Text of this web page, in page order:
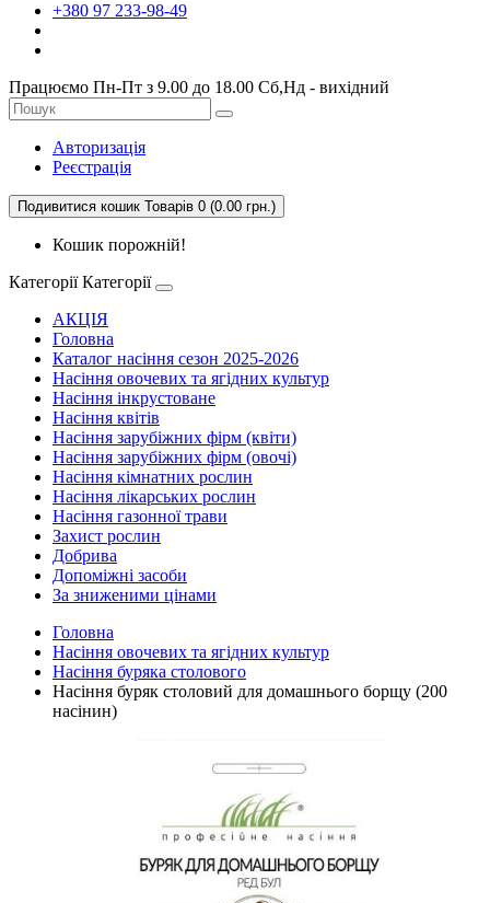
+380 97 233-98-49
Працюємо Пн-Пт з 9.00 до 18.00 Сб,Нд - вихідний
Авторизація
Реєстрація
Подивитися кошик Товарів 0 (0.00 грн.)
Кошик порожній!
Категорії Категорії
АКЦІЯ
Головна
Каталог насіння сезон 2025-2026
Насіння овочевих та ягідних культур
Насіння інкрустоване
Насіння квітів
Насіння зарубіжних фірм (квіти)
Насіння зарубіжних фірм (овочі)
Насіння кімнатних рослин
Насіння лікарських рослин
Насіння газонної трави
Захист рослин
Добрива
Допоміжні засоби
За зниженими цінами
Головна
Насіння овочевих та ягідних культур
Насіння буряка столового
Насіння буряк столовий для домашнього борщу (200
насінин)